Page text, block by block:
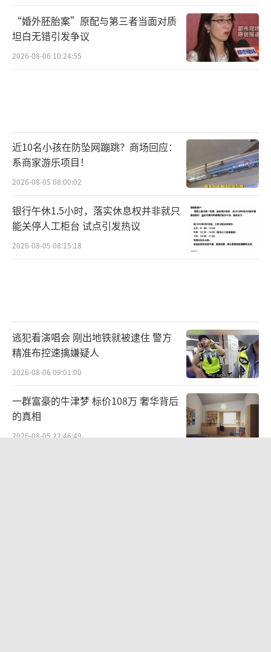
“婚外胚胎案”原配与第三者当面对质
坦白无错引发争议
2026-08-06 10:24:55
近10名小孩在防坠网蹦跳？商场回应：
系商家游乐项目！
2026-08-05 08:00:02
银行午休1.5小时，落实休息权并非就只
能关停人工柜台 试点引发热议
2026-08-05 08:15:18
逃犯看演唱会 刚出地铁就被逮住 警方
精准布控速擒嫌疑人
2026-08-06 09:01:00
一群富豪的牛津梦 标价108万 奢华背后
的真相
2026-08-05 22:46:49